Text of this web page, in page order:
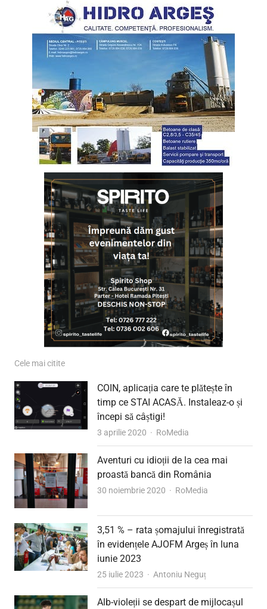
Cele mai citite
COIN, aplicația care te plătește în
timp ce STAI ACASĂ. Instaleaz-o și
începi să câștigi!
3 aprilie 2020 Author
RoMedia
Aventuri cu idioții de la cea mai
proastă bancă din România
30 noiembrie 2020 Author
RoMedia
3,51 % – rata șomajului înregistrată
în evidențele AJOFM Argeș în luna
iunie 2023
25 iulie 2023 Author
Antoniu Neguț
Alb-violeții se despart de mijlocașul